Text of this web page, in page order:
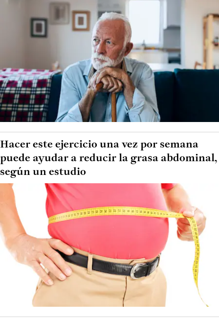
Hacer este ejercicio una vez por semana
puede ayudar a reducir la grasa abdominal,
según un estudio